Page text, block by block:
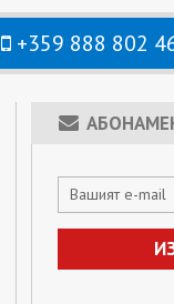
+359 888 802